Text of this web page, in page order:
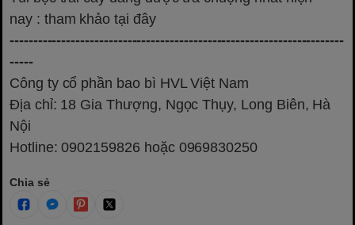
nay: tham khảo tại đây
-----------------------------------------------------------------------
-----
Công ty cổ phần bao bì HVL Việt Nam
Địa chỉ: 18 Gia Thượng, Ngọc Thụy, Long Biên, Hà
Nội
Hotline: 0902159826 hoặc 0969830250
Chia sẻ